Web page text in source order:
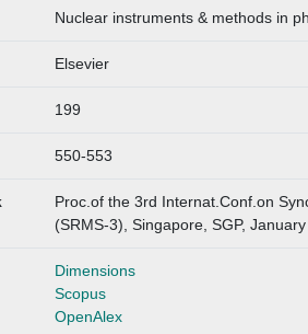
Nuclear instruments & methods in
Elsevier
199
550-553
Proc.of the 3rd Internat.Conf.on
(SRMS-3), Singapore, SGP,
Dimensions
Scopus
OpenAlex